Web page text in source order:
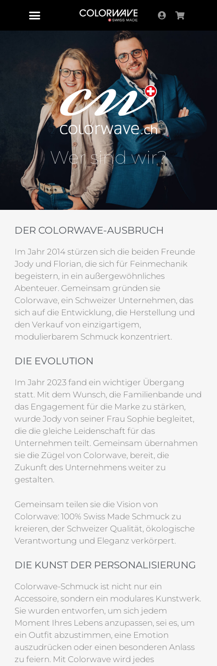
Wer sind wir?
DER COLORWAVE-AUSBRUCH
Im Jahr 2014 stürzen sich die beiden Freunde
Jody und Florian, die sich für Feinmechanik
begeistern, in ein außergewöhnliches
Abenteuer. Gemeinsam gründen sie
Colorwave, ein Schweizer Unternehmen, das
sich auf die Entwicklung, die Herstellung und
den Verkauf von einzigartigem,
modulierbarem Schmuck konzentriert.
DIE EVOLUTION
Im Jahr 2023 fand ein wichtiger Übergang
statt. Mit dem Wunsch, die Familienbande und
das Engagement für die Marke zu stärken,
wurde Jody von seiner Frau Sophie begleitet,
die die gleiche Leidenschaft für das
Unternehmen teilt. Gemeinsam übernahmen
sie die Zügel von Colorwave, bereit, die
Zukunft des Unternehmens weiter zu
gestalten.
Gemeinsam teilen sie die Vision von
Colorwave: 100% Swiss Made Schmuck zu
kreieren, der Schweizer Qualität, ökologische
Verantwortung und Eleganz verkörpert.
DIE KUNST DER PERSONALISIERUNG
Colorwave-Schmuck ist nicht nur ein
Accessoire, sondern ein modulares Kunstwerk.
Sie wurden entworfen, um sich jedem
Moment Ihres Lebens anzupassen, sei es, um
ein Outfit abzustimmen, eine Emotion
auszudrücken oder einen besonderen Anlass
zu feiern. Mit Colorwave wird jedes